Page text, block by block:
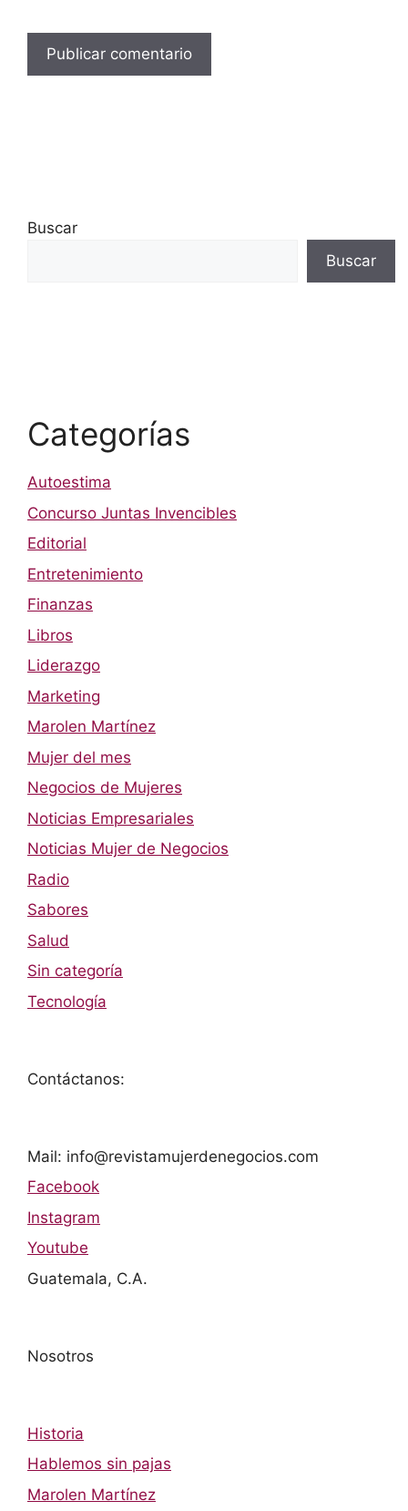
Buscar
Buscar
Categorías
Autoestima
Concurso Juntas Invencibles
Editorial
Entretenimiento
Finanzas
Libros
Liderazgo
Marketing
Marolen Martínez
Mujer del mes
Negocios de Mujeres
Noticias Empresariales
Noticias Mujer de Negocios
Radio
Sabores
Salud
Sin categoría
Tecnología
Contáctanos:
Mail: info@revistamujerdenegocios.com
Facebook
Instagram
Youtube
Guatemala, C.A.
Nosotros
Historia
Hablemos sin pajas
Marolen Martínez